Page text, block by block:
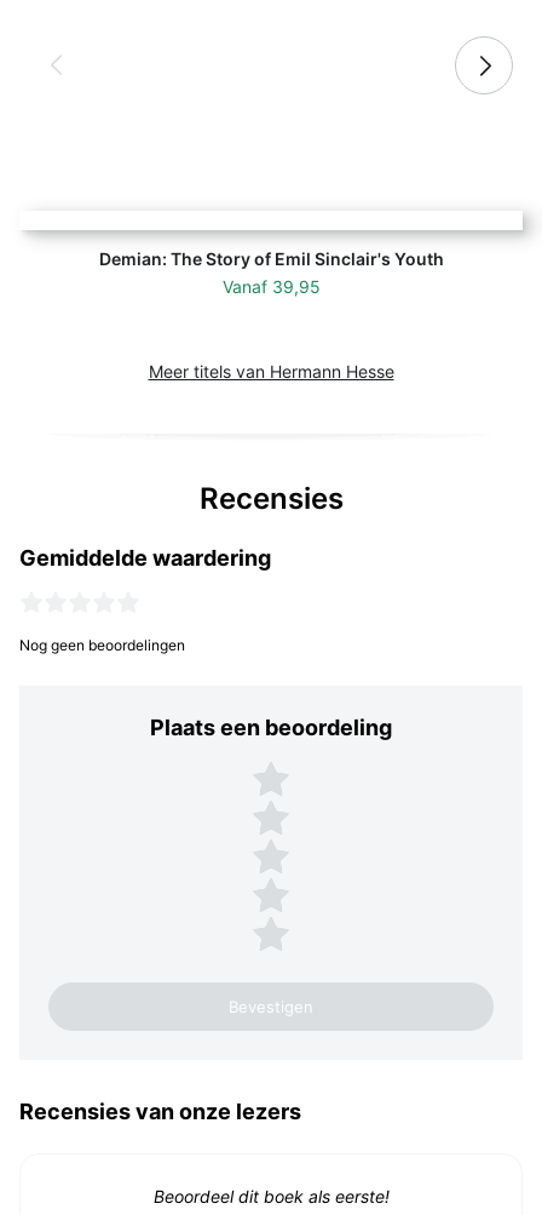
Demian: The Story of Emil Sinclair's Youth
Vanaf 39,95
Meer titels van Hermann Hesse
Recensies
Gemiddelde waardering
Nog geen beoordelingen
Plaats een beoordeling
Plaats een beoordeling
5 sterren
4 sterren
3 sterren
2 sterren
1 ster
Recensies van onze lezers
Beoordeel dit boek als eerste!